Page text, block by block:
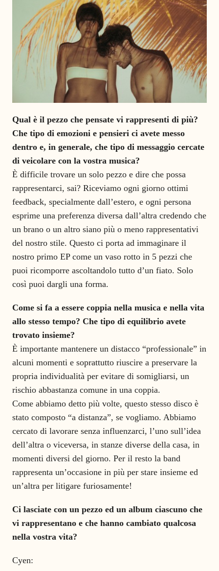
Qual è il pezzo che pensate vi rappresenti di più?
Che tipo di emozioni e pensieri ci avete messo
dentro e, in generale, che tipo di messaggio cercate
di veicolare con la vostra musica?
È difficile trovare un solo pezzo e dire che possa
rappresentarci, sai? Riceviamo ogni giorno ottimi
feedback, specialmente dall’estero, e ogni persona
esprime una preferenza diversa dall’altra credendo che
un brano o un altro siano più o meno rappresentativi
del nostro stile. Questo ci porta ad immaginare il
nostro primo EP come un vaso rotto in 5 pezzi che
puoi ricomporre ascoltandolo tutto d’un fiato. Solo
così puoi dargli una forma.
Come si fa a essere coppia nella musica e nella vita
allo stesso tempo? Che tipo di equilibrio avete
trovato insieme?
È importante mantenere un distacco “professionale” in
alcuni momenti e soprattutto riuscire a preservare la
propria individualità per evitare di somigliarsi, un
rischio abbastanza comune in una coppia.
Come abbiamo detto più volte, questo stesso disco è
stato composto “a distanza”, se vogliamo. Abbiamo
cercato di lavorare senza influenzarci, l’uno sull’idea
dell’altra o viceversa, in stanze diverse della casa, in
momenti diversi del giorno. Per il resto la band
rappresenta un’occasione in più per stare insieme ed
un’altra per litigare furiosamente!
Ci lasciate con un pezzo ed un album ciascuno che
vi rappresentano e che hanno cambiato qualcosa
nella vostra vita?
Cyen: